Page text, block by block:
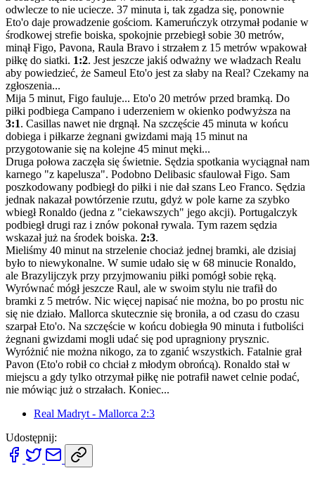
odwlecze to nie uciecze. 37 minuta i, tak zgadza się, ponownie
Eto'o daje prowadzenie gościom. Kameruńczyk otrzymał podanie w
środkowej strefie boiska, spokojnie przebiegł sobie 30 metrów,
minął Figo, Pavona, Raula Bravo i strzałem z 15 metrów wpakował
piłkę do siatki. 1:2. Jest jeszcze jakiś odważny we władzach Realu
aby powiedzieć, że Sameul Eto'o jest za słaby na Real? Czekamy na
zgłoszenia...
Mija 5 minut, Figo fauluje... Eto'o 20 metrów przed bramką. Do
piłki podbiega Campano i uderzeniem w okienko podwyższa na
3:1. Casillas nawet nie drgnął. Na szczęście 45 minuta w końcu
dobiega i piłkarze żegnani gwizdami mają 15 minut na
przygotowanie się na kolejne 45 minut męki...
Druga połowa zaczęła się świetnie. Sędzia spotkania wyciągnał nam
karnego "z kapelusza". Podobno Delibasic sfaulował Figo. Sam
poszkodowany podbiegł do piłki i nie dał szans Leo Franco. Sędzia
jednak nakazał powtórzenie rzutu, gdyż w pole karne za szybko
wbiegł Ronaldo (jedna z "ciekawszych" jego akcji). Portugalczyk
podbiegł drugi raz i znów pokonał rywala. Tym razem sędzia
wskazał już na środek boiska. 2:3.
Mieliśmy 40 minut na strzelenie chociaż jednej bramki, ale dzisiaj
było to niewykonalne. W sumie udało się w 68 minucie Ronaldo,
ale Brazylijczyk przy przyjmowaniu piłki pomógł sobie ręką.
Wyrównać mógł jeszcze Raul, ale w swoim stylu nie trafił do
bramki z 5 metrów. Nic więcej napisać nie można, bo po prostu nic
się nie działo. Mallorca skutecznie się broniła, a od czasu do czasu
szarpał Eto'o. Na szczęście w końcu dobiegła 90 minuta i futboliści
żegnani gwizdami mogli udać się pod upragniony prysznic.
Wyróżnić nie można nikogo, za to zganić wszystkich. Fatalnie grał
Pavon (Eto'o robił co chciał z młodym obrońcą). Ronaldo stał w
miejscu a gdy tylko otrzymał piłkę nie potrafił nawet celnie podać,
nie mówiąc już o strzałach. Koniec...
Real Madryt - Mallorca 2:3
Udostępnij: